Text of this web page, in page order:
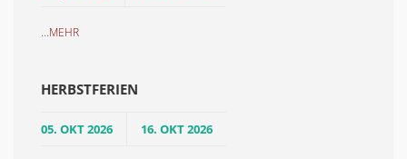
...MEHR
HERBSTFERIEN
05. OKT 2026 16. OKT 2026